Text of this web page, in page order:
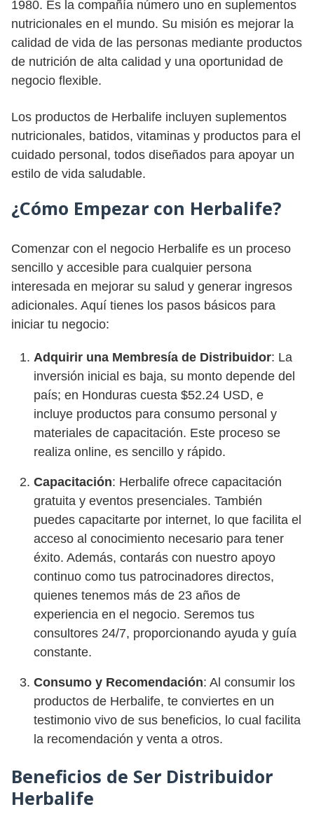
1980. Es la compañía número uno en suplementos
nutricionales en el mundo. Su misión es mejorar la
calidad de vida de las personas mediante productos
de nutrición de alta calidad y una oportunidad de
negocio flexible.
Los productos de Herbalife incluyen suplementos
nutricionales, batidos, vitaminas y productos para el
cuidado personal, todos diseñados para apoyar un
estilo de vida saludable.
¿Cómo Empezar con Herbalife?
Comenzar con el negocio Herbalife es un proceso
sencillo y accesible para cualquier persona
interesada en mejorar su salud y generar ingresos
adicionales. Aquí tienes los pasos básicos para
iniciar tu negocio:
Adquirir una Membresía de Distribuidor: La
inversión inicial es baja, su monto depende del
país; en Honduras cuesta $52.24 USD, e
incluye productos para consumo personal y
materiales de capacitación. Este proceso se
realiza online, es sencillo y rápido.
Capacitación: Herbalife ofrece capacitación
gratuita y eventos presenciales. También
puedes capacitarte por internet, lo que facilita el
acceso al conocimiento necesario para tener
éxito. Además, contarás con nuestro apoyo
continuo como tus patrocinadores directos,
quienes tenemos más de 23 años de
experiencia en el negocio. Seremos tus
consultores 24/7, proporcionando ayuda y guía
constante.
Consumo y Recomendación: Al consumir los
productos de Herbalife, te conviertes en un
testimonio vivo de sus beneficios, lo cual facilita
la recomendación y venta a otros.
Beneficios de Ser Distribuidor
Herbalife